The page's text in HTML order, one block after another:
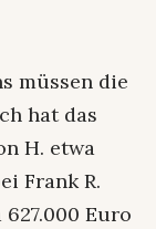
müssen die
hat das
H. etwa
Frank R.
Euro